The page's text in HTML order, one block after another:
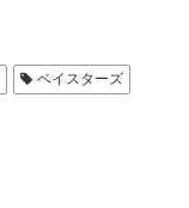
ベイスターズ